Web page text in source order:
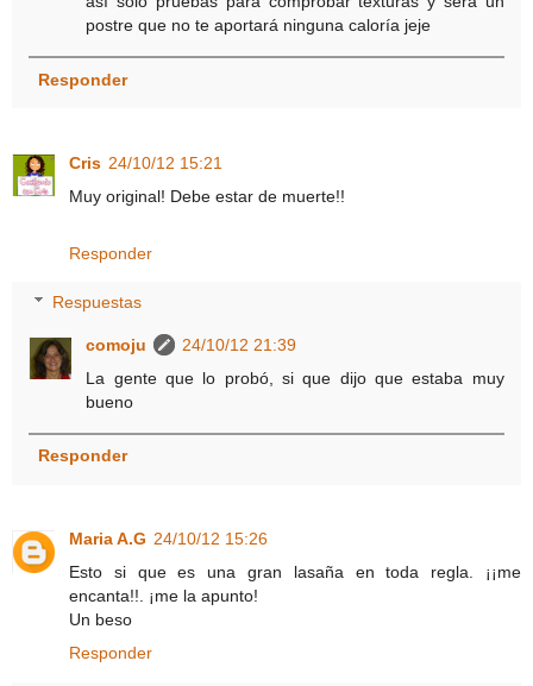
postre que no te aportará ninguna caloría jeje
Responder
Cris 24/10/12 15:21
Muy original! Debe estar de muerte!!
Responder
Respuestas
comoju
24/10/12 21:39
La gente que lo probó, si que dijo que estaba muy
bueno
Responder
Maria A.G 24/10/12 15:26
Esto si que es una gran lasaña en toda regla. ¡¡me
encanta!!. ¡me la apunto!
Un beso
Responder